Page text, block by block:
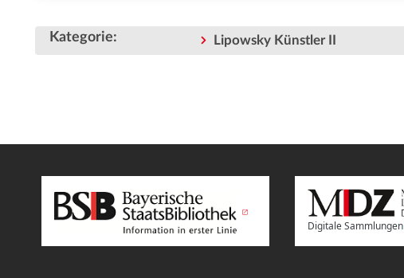
Kategorie: Lipowsky Künstler II
Digitale Sammlungen